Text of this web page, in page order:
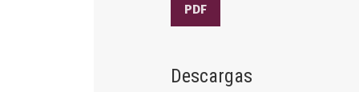
PDF
Descargas